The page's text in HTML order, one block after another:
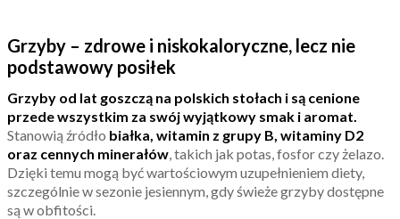
Grzyby – zdrowe i niskokaloryczne, lecz nie
podstawowy posiłek
Grzyby od lat goszczą na polskich stołach i są cenione
przede wszystkim za swój wyjątkowy smak i aromat.
Stanowią źródło białka, witamin z grupy B, witaminy D2
oraz cennych minerałów, takich jak potas, fosfor czy żelazo.
Dzięki temu mogą być wartościowym uzupełnieniem diety,
szczególnie w sezonie jesiennym, gdy świeże grzyby dostępne
są w obfitości.